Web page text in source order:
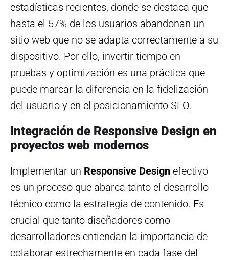
estadísticas recientes, donde se destaca que
hasta el 57% de los usuarios abandonan un
sitio web que no se adapta correctamente a su
dispositivo. Por ello, invertir tiempo en
pruebas y optimización es una práctica que
puede marcar la diferencia en la fidelización
del usuario y en el posicionamiento SEO.
Integración de Responsive Design en
proyectos web modernos
Implementar un Responsive Design efectivo
es un proceso que abarca tanto el desarrollo
técnico como la estrategia de contenido. Es
crucial que tanto diseñadores como
desarrolladores entiendan la importancia de
colaborar estrechamente en cada fase del